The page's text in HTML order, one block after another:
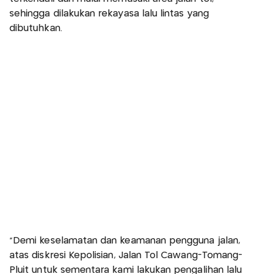
sehingga dilakukan rekayasa lalu lintas yang
dibutuhkan.
"Demi keselamatan dan keamanan pengguna jalan,
atas diskresi Kepolisian, Jalan Tol Cawang-Tomang-
Pluit untuk sementara kami lakukan pengalihan lalu